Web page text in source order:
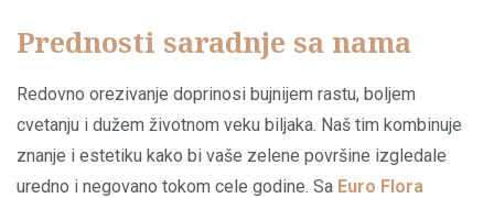
Prednosti saradnje sa nama
Redovno orezivanje doprinosi bujnijem rastu, boljem
cvetanju i dužem životnom veku biljaka. Naš tim kombinuje
znanje i estetiku kako bi vaše zelene površine izgledale
uredno i negovano tokom cele godine. Sa Euro Flora